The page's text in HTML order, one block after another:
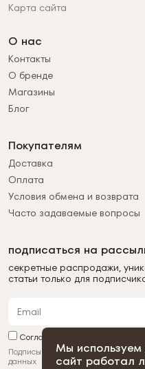
Мы используем
сайт работал
Карта сайта
О нас
Контакты
О бренде
Магазины
Блог
Покупателям
Доставка
Оплата
Условия обмена и возврата
Часто задаваемые вопросы
подписаться на
секретные распродажи,
статьи только для
Согласен с обработкой
Подписываясь на рассылку, вы
данных